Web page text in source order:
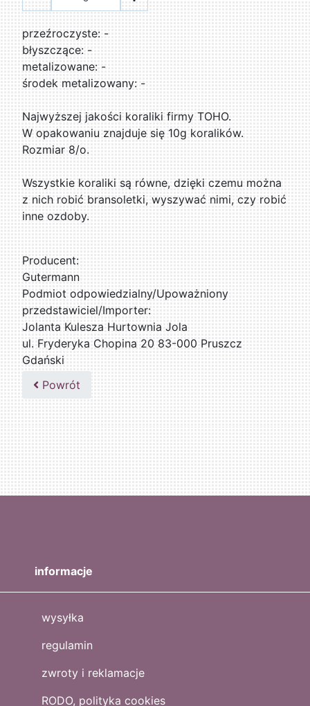
przeźroczyste: -
błyszczące: -
metalizowane: -
środek metalizowany: -
Najwyższej jakości koraliki firmy TOHO.
W opakowaniu znajduje się 10g koralików.
Rozmiar 8/o.
Wszystkie koraliki są równe, dzięki czemu można
z nich robić bransoletki, wyszywać nimi, czy robić
inne ozdoby.
Producent:
Gutermann
Podmiot odpowiedzialny/Upoważniony
przedstawiciel/Importer:
Jolanta Kulesza Hurtownia Jola
ul. Fryderyka Chopina 20 83-000 Pruszcz
Gdański
502047435
Powrót
informacje
wysyłka
regulamin
zwroty i reklamacje
RODO, polityka cookies